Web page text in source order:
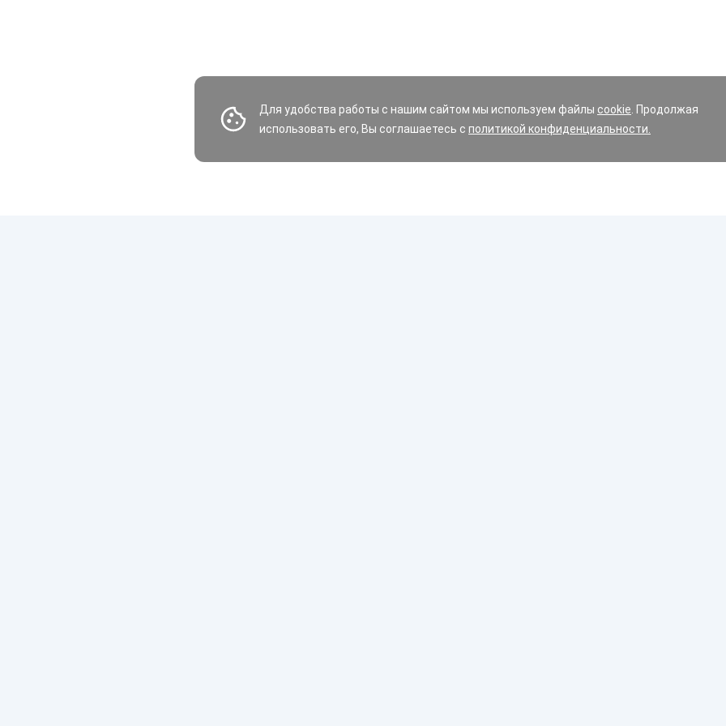
Для удобства работы с нашим сайтом мы используем файлы cookie . Продолжая
использовать его, Вы соглашаетесь с политикой конфиденциальности.